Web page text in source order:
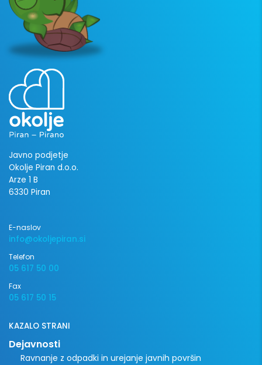
Javno podjetje
Okolje Piran d.o.o.
Arze 1 B
6330 Piran
E-naslov
info@okoljepiran.si
Telefon
05 617 50 00
Fax
05 617 50 15
KAZALO STRANI
Dejavnosti
Ravnanje z odpadki in urejanje javnih površin